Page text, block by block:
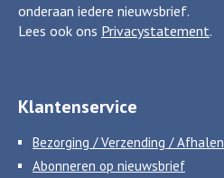
onderaan iedere nieuwsbrief.
Lees ook ons Privacystatement.
Klantenservice
Bezorging / Verzending / Afhalen
Abonneren op nieuwsbrief